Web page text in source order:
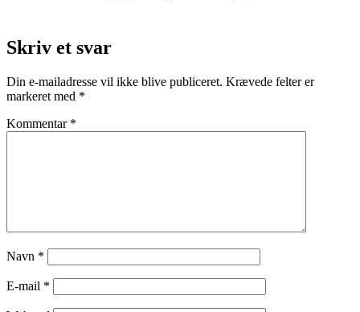
Skriv et svar
Din e-mailadresse vil ikke blive publiceret. Krævede felter er
markeret med *
Kommentar *
Navn *
E-mail *